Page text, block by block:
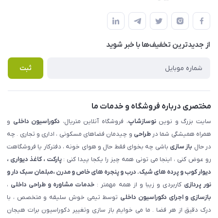
املاک مدنی - نوساز شاپ
لیست محصولات
درباره ما
قوانین و مقررات
حریم خصوصی
راهنما
پرسش های متداول
از جدید‌ترین تخفیف‌ها با‌ خبر شوید
ثبت
مختصری درباره فروشگاه و خدمات ما
سایت بزرگ و نویننوسازشاپ، فروشگاه آنلاین متریال، دکوراسیون داخلی و
همراه همیشگی شما درطراحی و چیدمان فضاهای مسکونی ، اداری و تجاری . چه
در حال باز سازی باشی چه بخوای فقط حال و هوای خونه ، دفترکار یا فروشگاهت
رو عوض کنی ، اینجا می تونی همه چیز را یکجا پیدا کنی :پارکت ، کاغذ دیواری ،
دیوار کوب و پرده های شیک. درب و پنجره های خاص و مدرن ،مبلمان سبک دار و
نور پردازی کاربردی و زیبا و از همه مهمتر : خدمات مشاوره و طراحی داخلی ،
بازسازی و اجرای دکوراسیون داخلی توسط تیمی خوش سلیقه و متخصص ، با
درک دقیق از هر فضا . ما می خوایم باز سازی وتغییر دکوراسیون برات هیجان